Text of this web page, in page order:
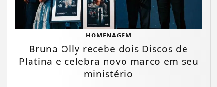
HOMENAGEM
Bruna Olly recebe dois Discos de
Platina e celebra novo marco em seu
ministério